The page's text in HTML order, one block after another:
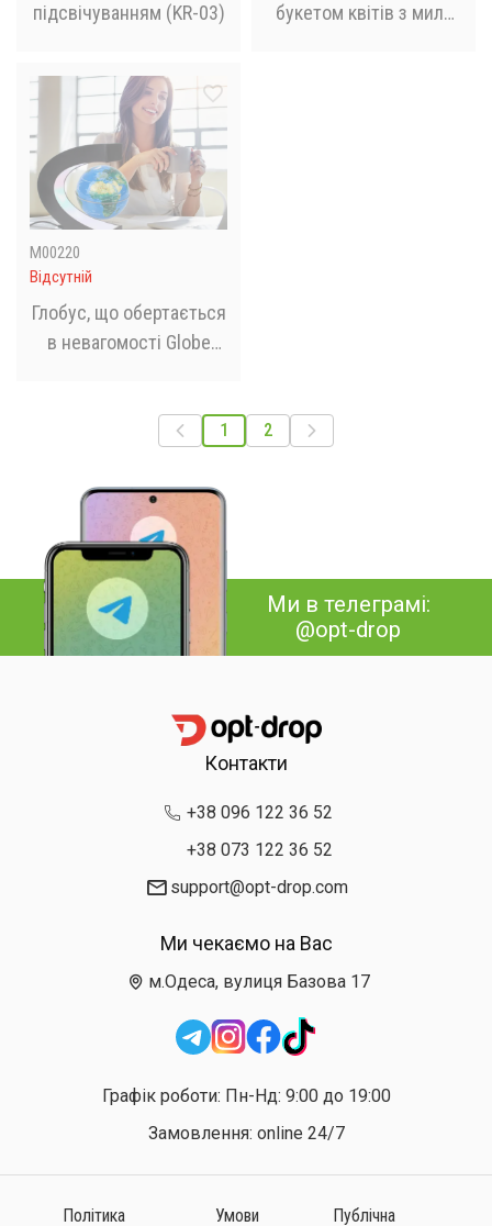
підсвічуванням (KR-03)
букетом квітів з мила
M00220
Відсутній
Глобус, що обертається
в невагомості Globe
1 2
Ми в телеграмі:
@opt-drop
Контакти
+38 096 122 36 52
+38 073 122 36 52
support@opt-drop.com
Ми чекаємо на Вас
м.Одеса, вулиця Базова 17
Графік роботи: Пн-Нд: 9:00 до 19:00
Замовлення: online 24/7
Політика Умови Публічна